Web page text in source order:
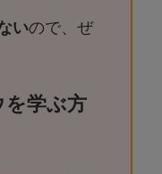
いので、ぜ
を学ぶ方